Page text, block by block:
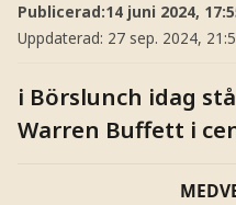
Publicerad:14 juni 2024,
Uppdaterad: 27 sep. 2024,
i Börslunch idag
Warren Buffett i